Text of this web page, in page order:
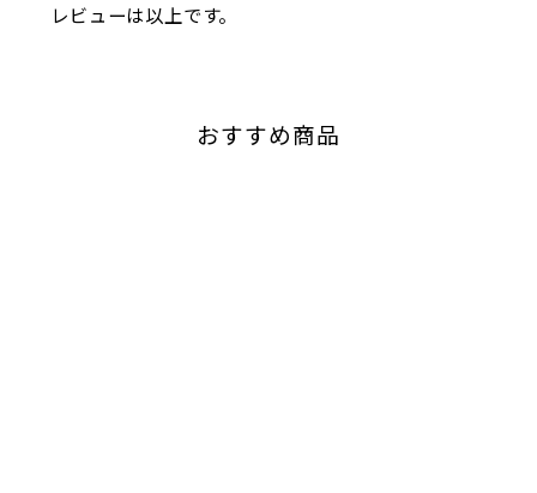
レビューは以上です。
おすすめ商品